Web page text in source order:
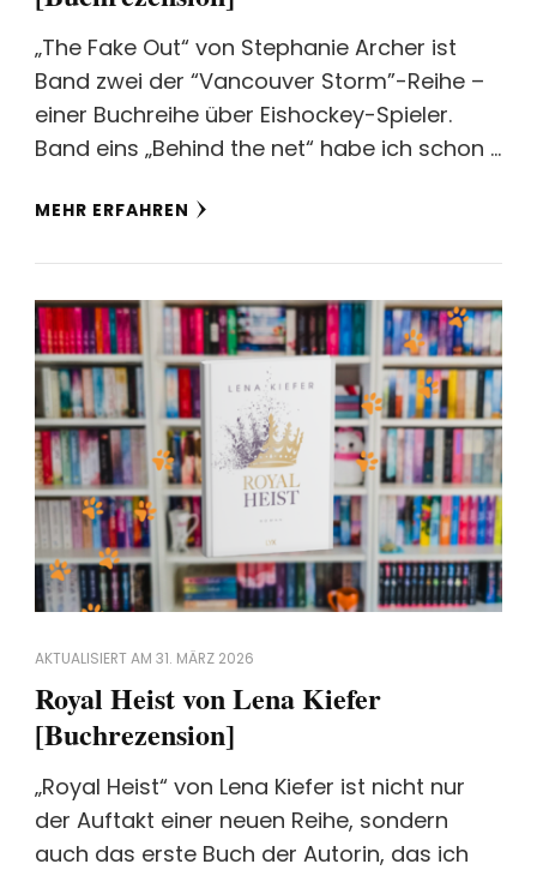
„The Fake Out“ von Stephanie Archer ist
Band zwei der “Vancouver Storm”-Reihe –
einer Buchreihe über Eishockey-Spieler.
Band eins „Behind the net“ habe ich schon …
MEHR ERFAHREN
AKTUALISIERT AM 31. MÄRZ 2026
Royal Heist von Lena Kiefer
[Buchrezension]
„Royal Heist“ von Lena Kiefer ist nicht nur
der Auftakt einer neuen Reihe, sondern
auch das erste Buch der Autorin, das ich